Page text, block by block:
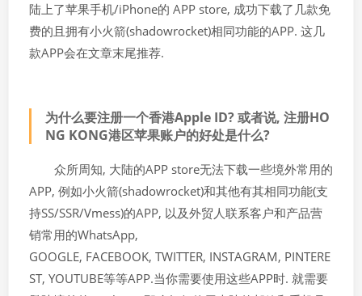
陆上了苹果手机/iPhone的 APP store, 成功下载了几款免
费的且拥有小火箭(shadowrocket)相同功能的APP. 这几
款APP会在文章末尾推荐.
为什么要注册一个香港Apple ID? 或者说, 注册HO
NG KONG港区苹果账户的好处是什么?
众所周知, 大陆的APP store无法下载一些境外常用的
APP, 例如小火箭(shadowrocket)和其他有其相同功能(支
持SS/SSR/Vmess)的APP, 以及外贸人联系客户和产品营
销常用的WhatsApp,
GOOGLE, FACEBOOK, TWITTER, INSTAGRAM, PINTERE
ST, YOUTUBE等等APP.当你需要使用这些APP时. 就需要